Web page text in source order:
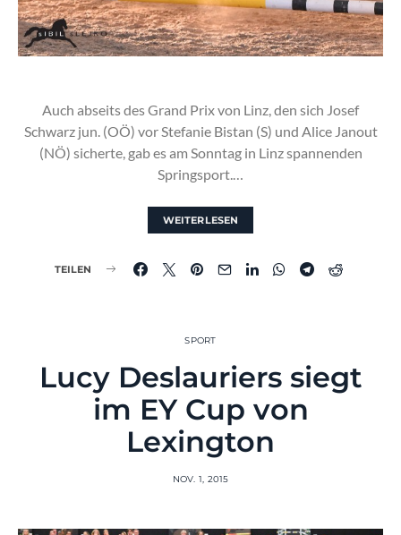
Auch abseits des Grand Prix von Linz, den sich Josef
Schwarz jun. (OÖ) vor Stefanie Bistan (S) und Alice Janout
(NÖ) sicherte, gab es am Sonntag in Linz spannenden
Springsport.…
WEITERLESEN
TEILEN
SPORT
Lucy Deslauriers siegt
im EY Cup von
Lexington
NOV. 1, 2015